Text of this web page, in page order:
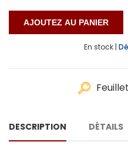
En stock |
DESCRIPTION DÉTAILS